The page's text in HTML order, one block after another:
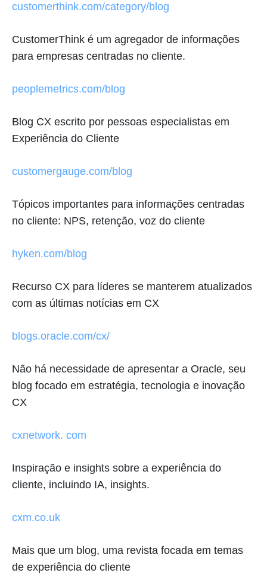
customerthink.com/category/blog
CustomerThink é um agregador de informações
para empresas centradas no cliente.
peoplemetrics.com/blog
Blog CX escrito por pessoas especialistas em
Experiência do Cliente
customergauge.com/blog
Tópicos importantes para informações centradas
no cliente: NPS, retenção, voz do cliente
hyken.com/blog
Recurso CX para líderes se manterem atualizados
com as últimas notícias em CX
blogs.oracle.com/cx/
Não há necessidade de apresentar a Oracle, seu
blog focado em estratégia, tecnologia e inovação
CX
cxnetwork. com
Inspiração e insights sobre a experiência do
cliente, incluindo IA, insights.
cxm.co.uk
Mais que um blog, uma revista focada em temas
de experiência do cliente